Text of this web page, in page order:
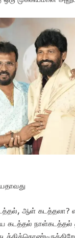
ஆள் கடத்தலா?
கடத்தல்